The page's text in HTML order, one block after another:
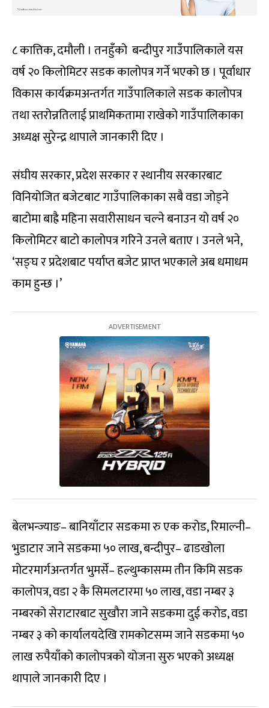
८ कात्तिक, दमौली । तनहुँको बन्दीपुर गाउँपालिकाले यस
वर्ष २० किलोमिटर सडक कालोपत्र गर्ने भएको छ । पूर्वाधार
विकास कार्यक्रमअन्तर्गत गाउँपालिकाले सडक कालोपत्र
तथा स्तरोन्नतिलाई प्राथमिकतामा राखेको गाउँपालिकाका
अध्यक्ष सुरेन्द्र थापाले जानकारी दिए ।
संघीय सरकार, प्रदेश सरकार र स्थानीय सरकारबाट
विनियोजित बजेटबाट गाउँपालिकाका सबै वडा जोड्ने
बाटोमा बाह्रै महिना सवारीसाधन चल्ने बनाउन यो वर्ष २०
किलोमिटर बाटो कालोपत्र गरिने उनले बताए । उनले भने,
‘सङ्घ र प्रदेशबाट पर्याप्त बजेट प्राप्त भएकाले अब धमाधम
काम हुन्छ ।’
बेलभन्ज्याङ– बानियाँटार सडकमा रु एक करोड, रिमाल्नी–
भुडाटार जाने सडकमा ५० लाख, बन्दीपुर– ढाडखोला
मोटरमार्गअन्तर्गत भुमर्से– हल्थुम्कासम्म तीन किमि सडक
कालोपत्र, वडा २ कै सिमलटारमा ५० लाख, वडा नम्बर ३
नम्बरको सेराटारबाट सुखौरा जाने सडकमा दुई करोड, वडा
नम्बर ३ को कार्यालयदेखि रामकोटसम्म जाने सडकमा ५०
लाख रुपैयाँको कालोपत्रको योजना सुरु भएको अध्यक्ष
थापाले जानकारी दिए ।